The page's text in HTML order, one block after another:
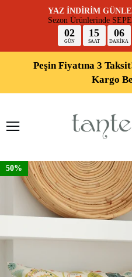
YAZ İNDİRİM
Sezon
02
GÜN
15
SAAT
Peşin Fiyatına 3
Kargo
50%